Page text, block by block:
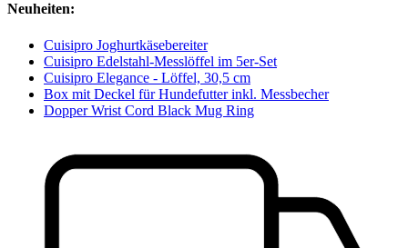
Neuheiten:
Cuisipro Joghurtkäsebereiter
Cuisipro Edelstahl-Messlöffel im 5er-Set
Cuisipro Elegance - Löffel, 30,5 cm
Box mit Deckel für Hundefutter inkl. Messbecher
Dopper Wrist Cord Black Mug Ring